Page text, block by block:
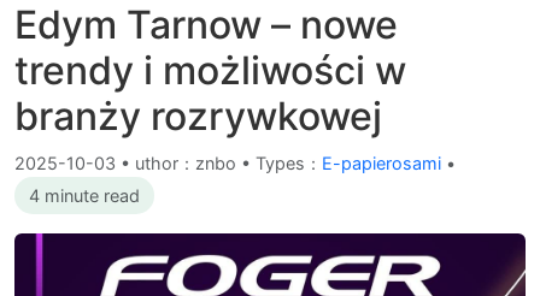
Edym Tarnow – nowe
trendy i możliwości w
branży rozrywkowej
2025-10-03 • uthor：znbo • Types： E-papierosami •
4 minute read